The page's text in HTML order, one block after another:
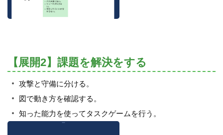
【展開2】課題を解決をする
攻撃と守備に分ける。
図で動き方を確認する。
知った能力を使ってタスクゲームを行う。